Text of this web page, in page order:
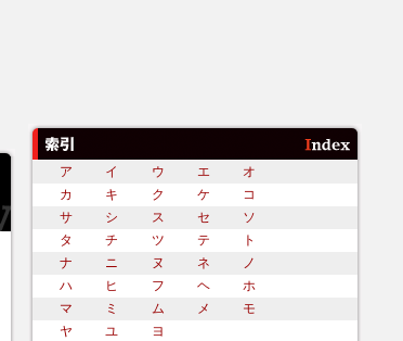
ア イ ウ エ
オ
カ
キ ク ケ
コ
サ
シ ス セ
ソ
タ
チ ツ テ
ト
ナ
ニ ヌ ネ
ノ
ハ
ヒ フ ヘ
ホ
マ
ミ ム メ
モ
ヤ
ユ
ヨ